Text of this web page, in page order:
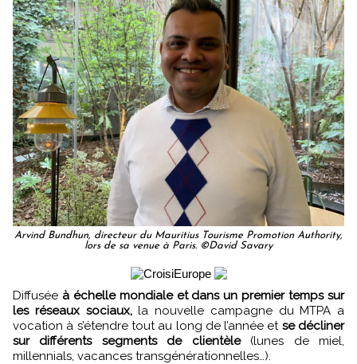
Arvind Bundhun, directeur du Mauritius Tourisme Promotion Authority,
lors de sa venue à Paris. ©David Savary
Diffusée à échelle mondiale et dans un premier temps sur
les réseaux sociaux,la nouvelle campagne du MTPA a
vocation à s’étendre tout au long de l’année et se décliner
sur différents segments de clientèle(lunes de miel,
millennials, vacances transgénérationnelles…).